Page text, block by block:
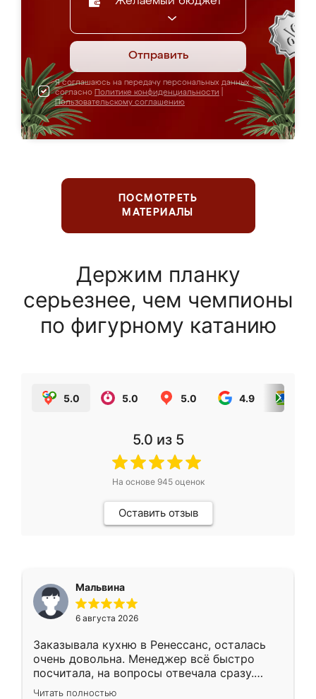
Отправить
Я соглашаюсь на передачу персональных данных
согласно Политике конфиденциальности
Пользовательскому соглашению
ПОСМОТРЕТЬ
МАТЕРИАЛЫ
Держим планку
серьезнее, чем чемпионы
по фигурному катанию
5.0 5.0 5.0 4.9
5.0 из 5
На основе 945оценок
Оставить отзыв
Мальвина
6 августа 2026
Заказывала кухню в Ренессанс, осталась
очень довольна. Менеджер всё быстро
посчитала, на вопросы отвечала сразу.
Замерщик приехал в субботу, подошёл к
Читать полностью